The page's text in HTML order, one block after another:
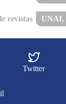
revistas UNAL
Twitter